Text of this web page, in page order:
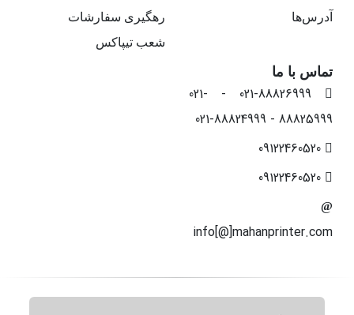
آدرس‌ها
رهگیری سفارشات
شعب تیپاکس
تماس با ما
021-88826999 - 021-
88825999 - 021-88824999
info[@]mahanprinter.com